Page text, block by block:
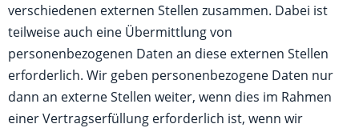
verschiedenen externen Stellen zusammen. Dabei ist
teilweise auch eine Übermittlung von
personenbezogenen Daten an diese externen Stellen
erforderlich. Wir geben personenbezogene Daten nur
dann an externe Stellen weiter, wenn dies im Rahmen
einer Vertragserfüllung erforderlich ist, wenn wir